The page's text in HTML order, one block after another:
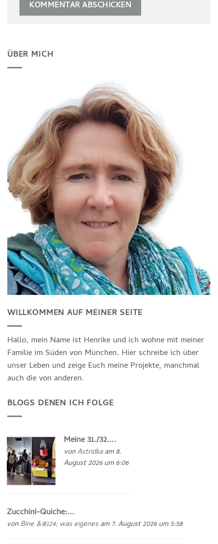
ÜBER MICH
WILLKOMMEN AUF MEINER SEITE
Hallo, mein Name ist Henrike und ich wohne mit meiner
Familie im Süden von München. Hier schreibe ich über
unser Leben und zeige Euch meine Projekte, manchmal
auch die von anderen.
BLOGS DENEN ICH FOLGE
Meine 31./32....
vonAstridkaam 8.
August 2026 um 6:06
Zucchini-Quiche:...
vonBine &#124; was eigenesam 7. August 2026 um 5:58